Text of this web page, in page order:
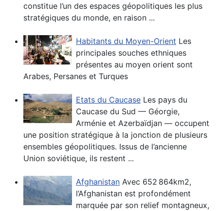
constitue l’un des espaces géopolitiques les plus
stratégiques du monde, en raison ...
Habitants du Moyen-Orient Les
principales souches ethniques
présentes au moyen orient sont
Arabes, Persanes et Turques
Etats du Caucase Les pays du
Caucase du Sud — Géorgie,
Arménie et Azerbaïdjan — occupent
une position stratégique à la jonction de plusieurs
ensembles géopolitiques. Issus de l’ancienne
Union soviétique, ils restent ...
Afghanistan Avec 652 864km2,
l’Afghanistan est profondément
marquée par son relief montagneux,